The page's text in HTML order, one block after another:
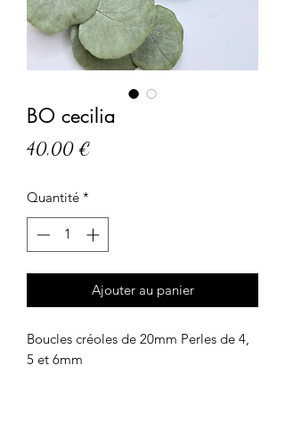
BO cecilia
40,00 €
Quantité *
Ajouter au panier
Boucles créoles de 20mm Perles de 4,
5 et 6mm